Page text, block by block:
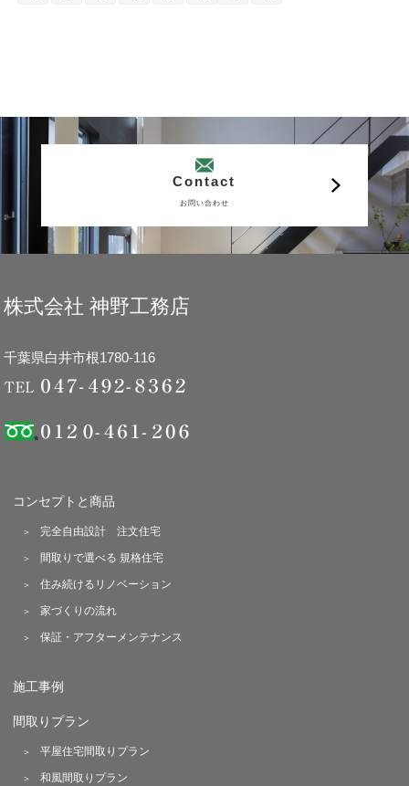
Contact
お問い合わせ
株式会社 神野工務店
千葉県白井市根1780-116
コンセプトと商品
完全自由設計 注文住宅
間取りで選べる 規格住宅
住み続けるリノベーション
家づくりの流れ
保証・アフターメンテナンス
施工事例
間取りプラン
平屋住宅間取りプラン
和風間取りプラン